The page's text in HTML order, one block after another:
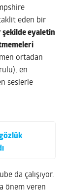
eden bir
şekilde eyaletin
ortadan
en
seslerle
da çalışıyor.
önem veren